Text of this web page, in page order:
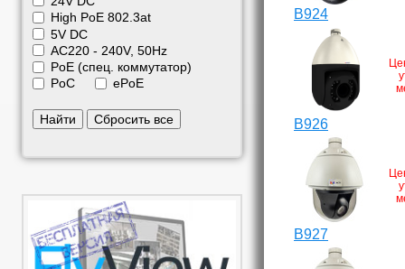
High PoE 802.3at
5V DC
АС220 - 240V, 50Hz
PoE (спец. коммутатор)
PoC
ePoE
Найти Сбросить все
B924
B926
B927